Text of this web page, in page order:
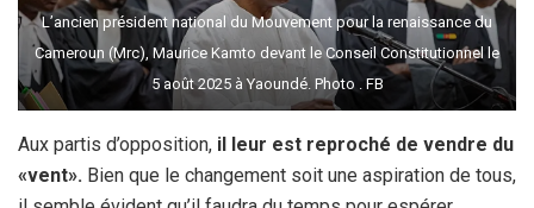
L’ancien président national du Mouvement pour la renaissance du
Cameroun (Mrc), Maurice Kamto devant le Conseil Constitutionnel le
5 août 2025 à Yaoundé. Photo . FB
Aux partis d’opposition, il leur est reproché de vendre du
«vent». Bien que le changement soit une aspiration de tous,